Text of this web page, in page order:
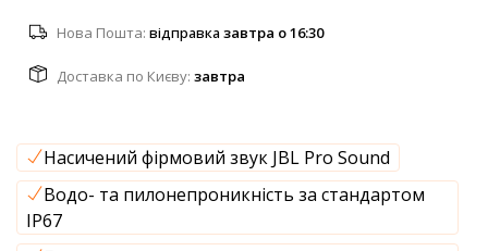
Нова Пошта: відправка завтра о 16:30
Доставка по Києву: завтра
Насичений фірмовий звук JBL Pro Sound
Водо- та пилонепроникність за стандартом
IP67